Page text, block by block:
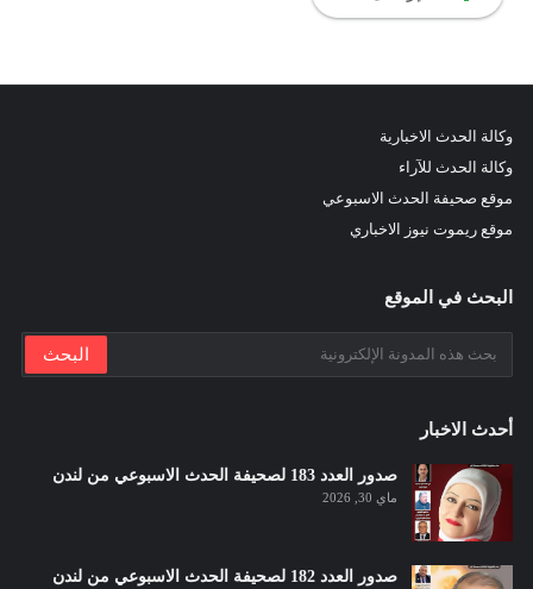
وكالة الحدث الاخبارية
وكالة الحدث للآراء
موقع صحيفة الحدث الاسبوعي
موقع ريموت نيوز الاخباري
البحث في الموقع
أحدث الاخبار
صدور العدد 183 لصحيفة الحدث الاسبوعي من لندن
ماي 30, 2026
صدور العدد 182 لصحيفة الحدث الاسبوعي من لندن